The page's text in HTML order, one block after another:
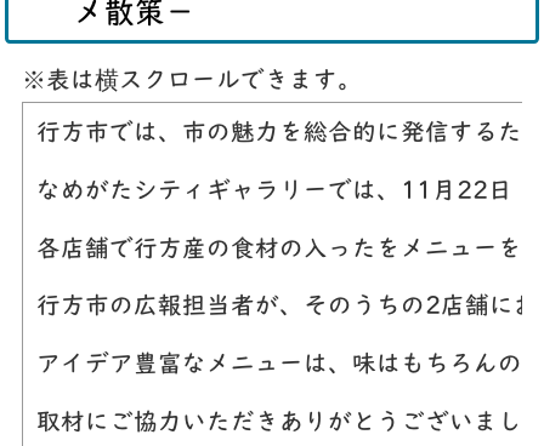
メ散策－
※表は横スクロールできます。
行方市では、市の魅力を総合的に発信するた
なめがたシティギャラリーでは、11月22日
各店舗で行方産の食材の入ったをメニューを
行方市の広報担当者が、そのうちの2店舗に
アイデア豊富なメニューは、味はもちろんの
取材にご協力いただきありがとうございま